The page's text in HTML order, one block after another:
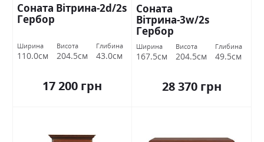
Соната Вітрина-2d/2s
Гербор
Ширина
110.0см
Висота
204.5см
Глибина
43.0см
17 200 грн
Соната
Вітрина-3w/2s
Гербор
Ширина
167.5см
Висота
204.5см
Глибина
49.5см
28 370 грн